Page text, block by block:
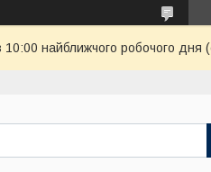
найближчого робочого дня